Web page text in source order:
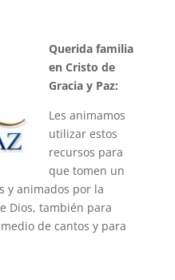
Querida familia
en Cristo de
Gracia y Paz:
Les animamos
utilizar estos
recursos para
que tomen un
y animados por la
Dios, también para
de cantos y para